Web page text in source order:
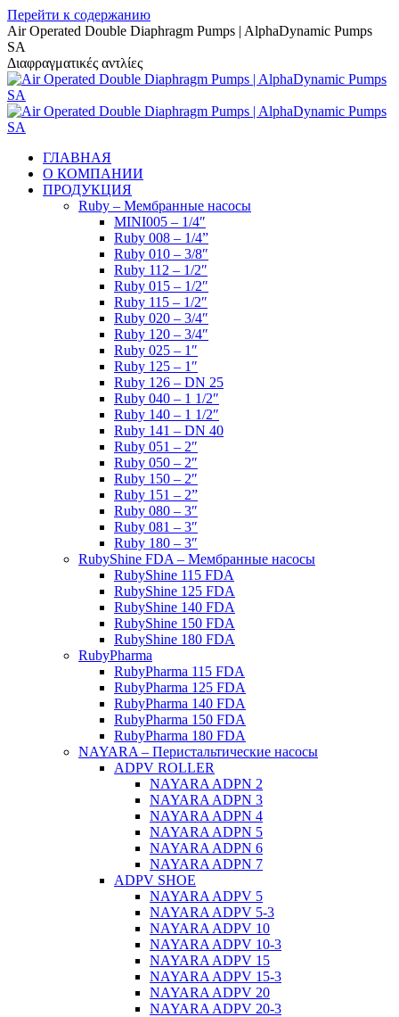
Перейти к содержанию
Air Operated Double Diaphragm Pumps | AlphaDynamic Pumps
SA
Διαφραγματικές αντλίες
ГЛАВНАЯ
О КОМПАНИИ
ПРОДУКЦИЯ
Ruby – Мембранные насосы
MINI005 – 1/4″
Ruby 008 – 1/4”
Ruby 010 – 3/8″
Ruby 112 – 1/2″
Ruby 015 – 1/2″
Ruby 115 – 1/2″
Ruby 020 – 3/4″
Ruby 120 – 3/4″
Ruby 025 – 1″
Ruby 125 – 1″
Ruby 126 – DN 25
Ruby 040 – 1 1/2″
Ruby 140 – 1 1/2″
Ruby 141 – DN 40
Ruby 051 – 2″
Ruby 050 – 2″
Ruby 150 – 2″
Ruby 151 – 2”
Ruby 080 – 3″
Ruby 081 – 3″
Ruby 180 – 3″
RubyShine FDA – Мембранные насосы
RubyShine 115 FDA
RubyShine 125 FDA
RubyShine 140 FDA
RubyShine 150 FDA
RubyShine 180 FDA
RubyPharma
RubyPharma 115 FDA
RubyPharma 125 FDA
RubyPharma 140 FDA
RubyPharma 150 FDA
RubyPharma 180 FDA
NAYARA – Перистальтические насосы
ADPV ROLLER
NAYARA ADPN 2
NAYARA ADPN 3
NAYARA ADPN 4
NAYARA ADPN 5
NAYARA ADPN 6
NAYARA ADPN 7
ADPV SHOE
ΝAYARA ADPV 5
NAYARA ADPV 5-3
NAYARA ADPV 10
NAYARA ADPV 10-3
NAYARA ADPV 15
NAYARA ADPV 15-3
NAYARA ADPV 20
NAYARA ADPV 20-3